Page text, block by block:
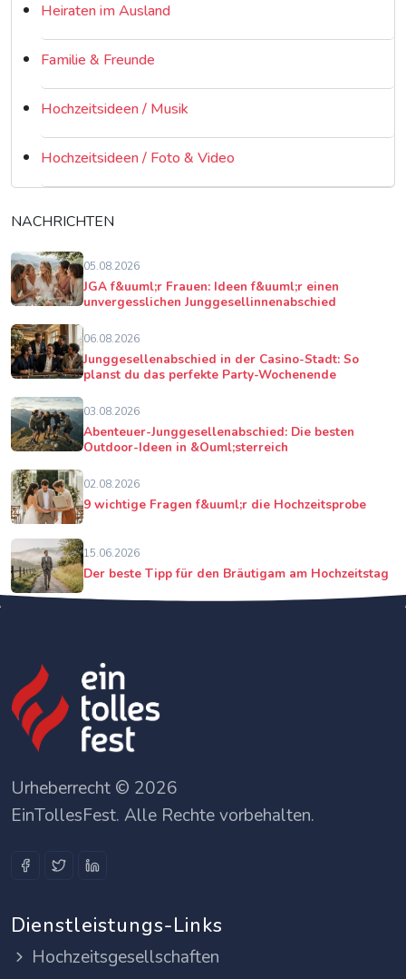
Heiraten im Ausland
Familie & Freunde
Hochzeitsideen / Musik
Hochzeitsideen / Foto & Video
NACHRICHTEN
05.08.2026
JGA f&uuml;r Frauen: Ideen f&uuml;r einen
unvergesslichen Junggesellinnenabschied
06.08.2026
Junggesellenabschied in der Casino-Stadt: So
planst du das perfekte Party-Wochenende
03.08.2026
Abenteuer-Junggesellenabschied: Die besten
Outdoor-Ideen in &Ouml;sterreich
02.08.2026
9 wichtige Fragen f&uuml;r die Hochzeitsprobe
15.06.2026
Der beste Tipp für den Bräutigam am Hochzeitstag
Urheberrecht © 2026
EinTollesFest. Alle Rechte vorbehalten.
Dienstleistungs-Links
Hochzeitsgesellschaften